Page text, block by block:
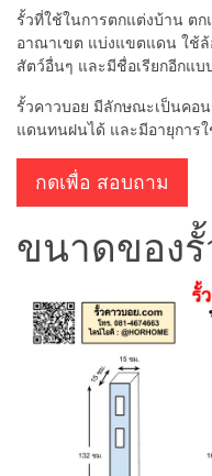
รั้วที่ใช้ในการตกแต่งบ้าน ต
อาณาเขต แบ่งแขตแดน ใช้
สัตว์อื่นๆ และมีชื่อเรียกอีกแบ
รั้วคาวบอย มีลักษณะเป็นคอ
แดนทนฝนได้ และมีอายุการ
กดเพื่อ สอบถาม
ขนาดของ